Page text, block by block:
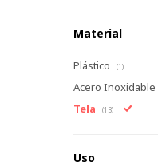
Material
Plástico (1)
Acero Inoxidable
Tela (13)
Uso